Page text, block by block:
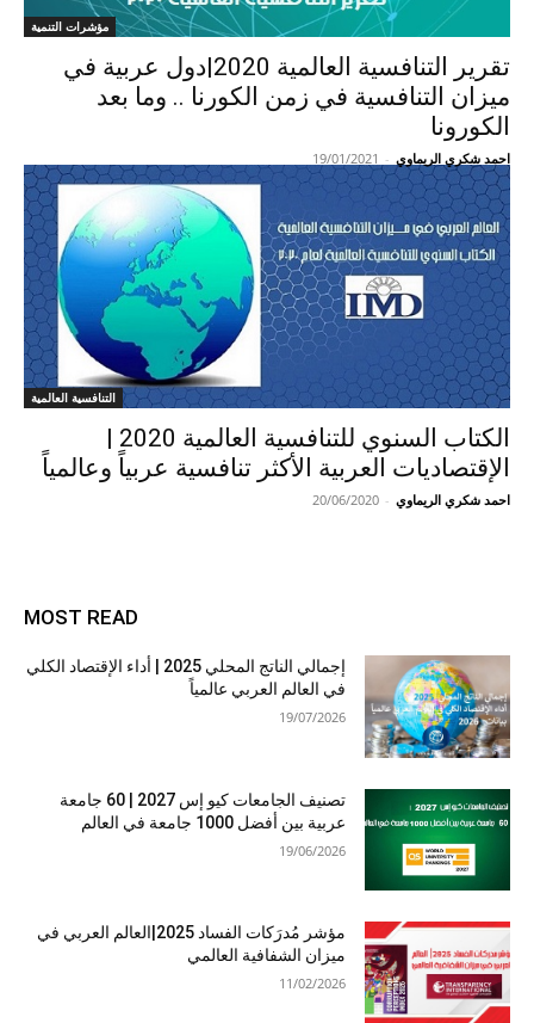
مؤشرات التنمية
تقرير التنافسية العالمية 2020|دول عربية في
ميزان التنافسية في زمن الكورنا .. وما بعد
الكورونا
احمد شكري الريماوي -
19/01/2021
التنافسية العالمية
الكتاب السنوي للتنافسية العالمية 2020 |
الإقتصاديات العربية الأكثر تنافسية عربياً وعالمياً
احمد شكري الريماوي -
20/06/2020
MOST READ
إجمالي الناتج المحلي 2025 | أداء الإقتصاد الكلي
في العالم العربي عالمياً
19/07/2026
تصنيف الجامعات كيو إس 2027 | 60 جامعة
عربية بين أفضل 1000 جامعة في العالم
19/06/2026
مؤشر مُدرَكات الفساد 2025|العالم العربي في
ميزان الشفافية العالمي
11/02/2026